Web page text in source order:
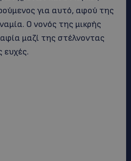
για αυτό, αφού της
Ο νονός της μικρής
μαζί της στέλνοντας
ευχές.